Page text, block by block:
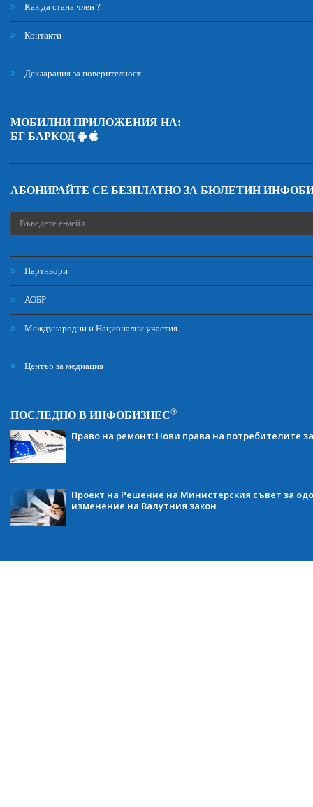
Как да стана член ?
Контакти
Декларация за поверителност
МОБИЛНИ ПРИЛОЖЕНИЯ НА:
БГ БАРКОД
АБОНИРАЙТЕ СЕ БЕЗПЛАТНО ЗА БЮЛЕТИН
Партньори
АОБР
Международни и Национални участия
Център за медиация
ПОСЛЕДНО В ИНФОБИЗНЕС®
Право на ремонт: Нови права на потребителите
Проект на Решение на Министерския съвет за
изменение на Валутния закон